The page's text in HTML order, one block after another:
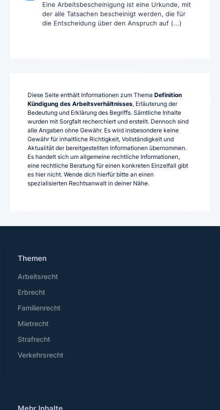
Eine Arbeitsbescheinigung ist eine Urkunde, mit
der alle Tatsachen bescheinigt werden, die für
die Entscheidung über den Anspruch auf (...)
Diese Seite enthält Informationen zum Thema Definition
Kündigung des Arbeitsverhältnisses, Erläuterung der
Bedeutung und Erklärung des Begriffs. Sämtliche Inhalte
wurden mit Sorgfalt recherchiert und erstellt. Dennoch sind
alle Angaben ohne Gewähr. Es wird insbesondere keine
Gewähr für inhaltliche Richtigkeit, Vollständigkeit und
Aktualität der bereitgestellten Informationen übernommen.
Es handelt sich um allgemeine rechtliche Informationen,
eine rechtliche Beratung für einen konkreten Einzelfall gibt
es hier nicht. Wende dich hierfür bitte an einen
spezialisierten Rechtsanwalt in deiner Nähe.
Themen
Arbeitsrecht
Erbrecht
Familienrecht
Mietrecht
Strafrecht
Verkehrsrecht
Mehr Inhalte